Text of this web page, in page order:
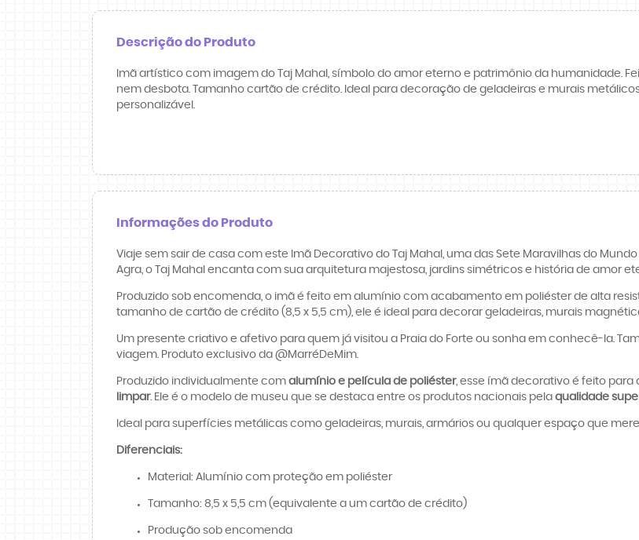
Descrição do Produto
Imã artístico com imagem do Taj Mahal, símbolo do amor eterno e patrimônio da humanidade.
nem desbota. Tamanho cartão de crédito. Ideal para decoração de geladeiras e murais
personalizável.
Informações do Produto
Viaje sem sair de casa com este Imã Decorativo do Taj Mahal, uma das Sete Maravilhas do
Agra, o Taj Mahal encanta com sua arquitetura majestosa, jardins simétricos e história de amor
Produzido sob encomenda, o imã é feito em alumínio com acabamento em poliéster de alta
tamanho de cartão de crédito (8,5 x 5,5 cm), ele é ideal para decorar geladeiras, murais
Um presente criativo e afetivo para quem já visitou a Praia do Forte ou sonha em conhecê-la.
viagem. Produto exclusivo da @MarréDeMim.
Produzido individualmente com alumínio e película de poliéster, esse ímã decorativo é feito para
limpar. Ele é o modelo de museu que se destaca entre os produtos nacionais pela qualidade
Ideal para superfícies metálicas como geladeiras, murais, armários ou qualquer espaço que
Diferenciais:
Material: Alumínio com proteção em poliéster
Tamanho: 8,5 x 5,5 cm (equivalente a um cartão de crédito)
Produção sob encomenda